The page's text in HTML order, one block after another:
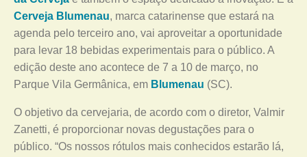
Cerveja Blumenau, marca catarinense que estará na
agenda pelo terceiro ano, vai aproveitar a oportunidade
para levar 18 bebidas experimentais para o público. A
edição deste ano acontece de 7 a 10 de março, no
Parque Vila Germânica, em Blumenau (SC).
O objetivo da cervejaria, de acordo com o diretor, Valmir
Zanetti, é proporcionar novas degustações para o
público. “Os nossos rótulos mais conhecidos estarão lá,